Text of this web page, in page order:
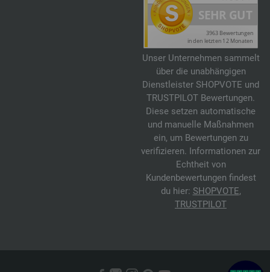
Unser Unternehmen sammelt
über die unabhängigen
Dienstleister SHOPVOTE und
TRUSTPILOT Bewertungen.
Diese setzen automatische
und manuelle Maßnahmen
ein, um Bewertungen zu
verifizieren. Informationen zur
Echtheit von
Kundenbewertungen findest
du hier: SHOPVOTE,
TRUSTPILOT